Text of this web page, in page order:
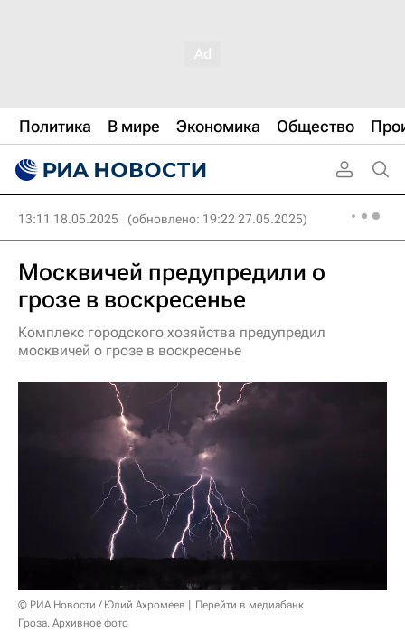
Политика В мире Экономика Общество
13:11 18.05.2025 (обновлено: 19:22 27.05.2025)
Москвичей предупредили о
грозе в воскресенье
Комплекс городского хозяйства предупредил
москвичей о грозе в воскресенье
© РИА Новости / Юлий Ахромеев
Перейти в медиабанк
Гроза. Архивное фото